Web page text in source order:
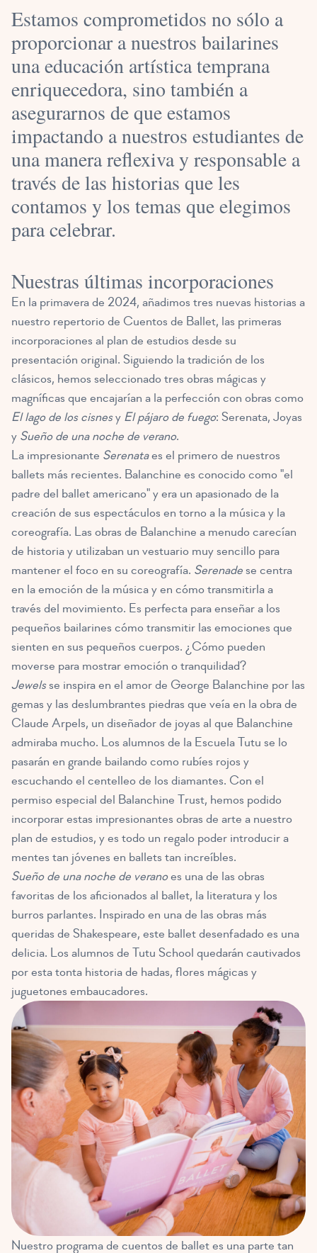
Estamos comprometidos no sólo a
proporcionar a nuestros bailarines
una educación artística temprana
enriquecedora, sino también a
asegurarnos de que estamos
impactando a nuestros estudiantes de
una manera reflexiva y responsable a
través de las historias que les
contamos y los temas que elegimos
para celebrar.
Nuestras últimas incorporaciones
En la primavera de 2024, añadimos tres nuevas historias a
nuestro repertorio de Cuentos de Ballet, las primeras
incorporaciones al plan de estudios desde su
presentación original. Siguiendo la tradición de los
clásicos, hemos seleccionado tres obras mágicas y
magníficas que encajarían a la perfección con obras como
El lago de los cisnesy El pájaro de fuego: Serenata, Joyas
y Sueño de una noche de verano.
La impresionante Serenataes el primero de nuestros
ballets más recientes. Balanchine es conocido como "el
padre del ballet americano" y era un apasionado de la
creación de sus espectáculos en torno a la música y la
coreografía. Las obras de Balanchine a menudo carecían
de historia y utilizaban un vestuario muy sencillo para
mantener el foco en su coreografía. Serenadese centra
en la emoción de la música y en cómo transmitirla a
través del movimiento. Es perfecta para enseñar a los
pequeños bailarines cómo transmitir las emociones que
sienten en sus pequeños cuerpos. ¿Cómo pueden
moverse para mostrar emoción o tranquilidad?
Jewelsse inspira en el amor de George Balanchine por las
gemas y las deslumbrantes piedras que veía en la obra de
Claude Arpels, un diseñador de joyas al que Balanchine
admiraba mucho. Los alumnos de la Escuela Tutu se lo
pasarán en grande bailando como rubíes rojos y
escuchando el centelleo de los diamantes. Con el
permiso especial del Balanchine Trust, hemos podido
incorporar estas impresionantes obras de arte a nuestro
plan de estudios, y es todo un regalo poder introducir a
mentes tan jóvenes en ballets tan increíbles.
Sueño de una noche de veranoes una de las obras
favoritas de los aficionados al ballet, la literatura y los
burros parlantes. Inspirado en una de las obras más
queridas de Shakespeare, este ballet desenfadado es una
delicia. Los alumnos de Tutu School quedarán cautivados
poresta tonta historia de hadas, flores mágicas y
juguetones embaucadores.
Nuestro programa de cuentos de ballet es una parte tan